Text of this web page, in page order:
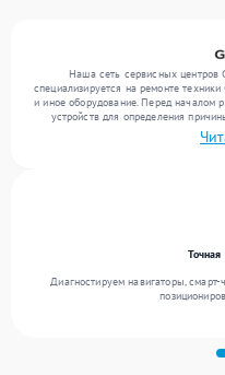
Наша сеть сервисных центров
специализируется на ремонте
и иное оборудование. Перед началом
устройств для определения
перечень необходимых работ и
выполняют ремонт с заменой
Точная
Диагностируем навигаторы,